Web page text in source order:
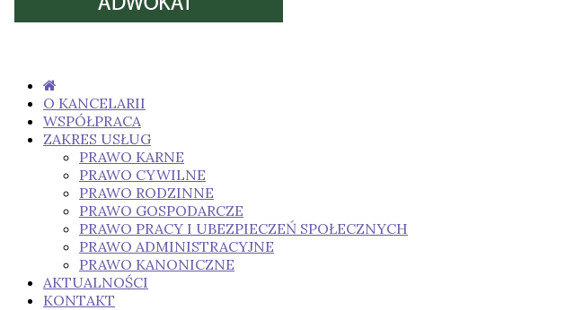
O KANCELARII
WSPÓŁPRACA
ZAKRES USŁUG
PRAWO KARNE
PRAWO CYWILNE
PRAWO RODZINNE
PRAWO GOSPODARCZE
PRAWO PRACY I UBEZPIECZEŃ SPOŁECZNYCH
PRAWO ADMINISTRACYJNE
PRAWO KANONICZNE
AKTUALNOŚCI
KONTAKT